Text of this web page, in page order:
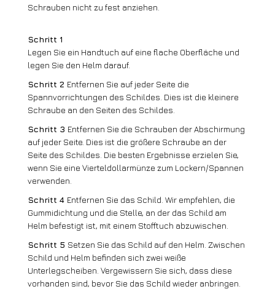
Schrauben nicht zu fest anziehen.
Schritt 1
Legen Sie ein Handtuch auf eine flache Oberfläche und
legen Sie den Helm darauf.
Schritt 2 Entfernen Sie auf jeder Seite die
Spannvorrichtungen des Schildes. Dies ist die kleinere
Schraube an den Seiten des Schildes.
Schritt 3 Entfernen Sie die Schrauben der Abschirmung
auf jeder Seite. Dies ist die größere Schraube an der
Seite des Schildes. Die besten Ergebnisse erzielen Sie,
wenn Sie eine Vierteldollarmünze zum Lockern/Spannen
verwenden.
Schritt 4 Entfernen Sie das Schild. Wir empfehlen, die
Gummidichtung und die Stelle, an der das Schild am
Helm befestigt ist, mit einem Stofftuch abzuwischen.
Schritt 5 Setzen Sie das Schild auf den Helm. Zwischen
Schild und Helm befinden sich zwei weiße
Unterlegscheiben. Vergewissern Sie sich, dass diese
vorhanden sind, bevor Sie das Schild wieder anbringen.